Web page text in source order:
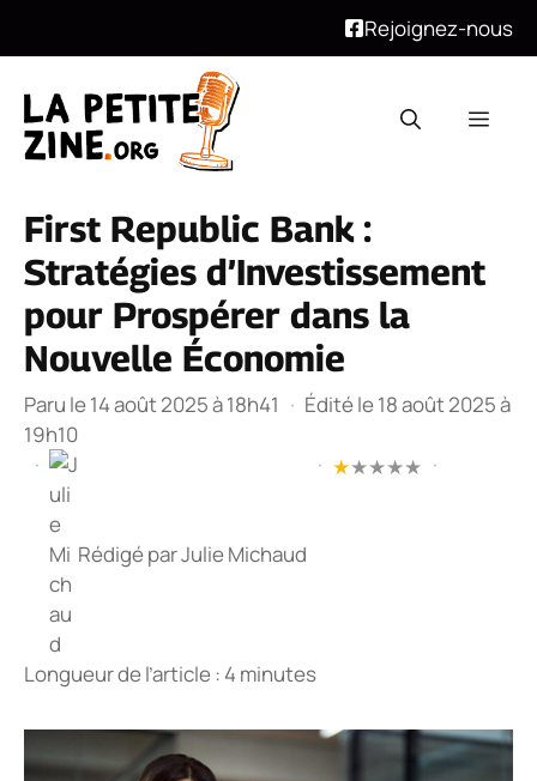
Rejoignez-nous
contenu
First Republic Bank :
Stratégies d’Investissement
pour Prospérer dans la
Nouvelle Économie
Paru le 14 août 2025 à 18h41 · Édité le 18 août 2025 à
19h10
·
Rédigé parJulie Michaud
· ★★★★★ ·
Longueur de l’article : 4 minutes